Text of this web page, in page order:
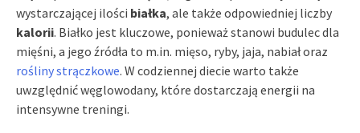
wystarczającej ilości białka, ale także odpowiedniej liczby
kalorii. Białko jest kluczowe, ponieważ stanowi budulec dla
mięśni, a jego źródła to m.in. mięso, ryby, jaja, nabiał oraz
rośliny strączkowe. W codziennej diecie warto także
uwzględnić węglowodany, które dostarczają energii na
intensywne treningi.